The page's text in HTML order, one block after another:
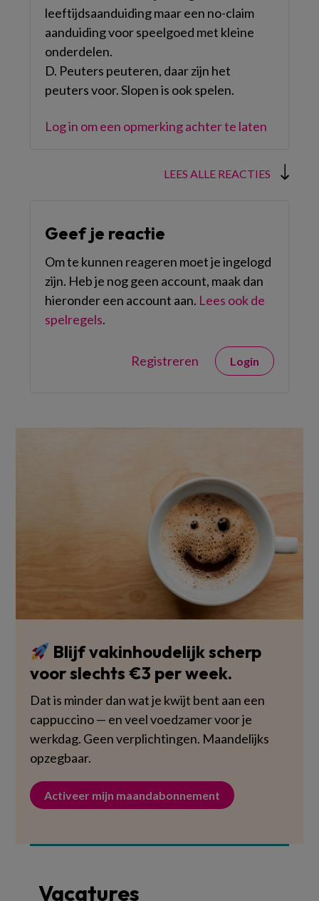
leeftijdsaanduiding maar een no-claim
aanduiding voor speelgoed met kleine
onderdelen.
D. Peuters peuteren, daar zijn het
peuters voor. Slopen is ook spelen.
Log in om een opmerking achter te laten
LEES ALLE REACTIES
Geef je reactie
Om te kunnen reageren moet je ingelogd
zijn. Heb je nog geen account, maak dan
hieronder een account aan. Lees ook de
spelregels.
Registreren Login
Blijf vakinhoudelijk scherp
voor slechts €3 per week.
Dat is minder dan wat je kwijt bent aan een
cappuccino — en veel voedzamer voor je
werkdag. Geen verplichtingen. Maandelijks
opzegbaar.
Activeer mijn maandabonnement
Vacatures